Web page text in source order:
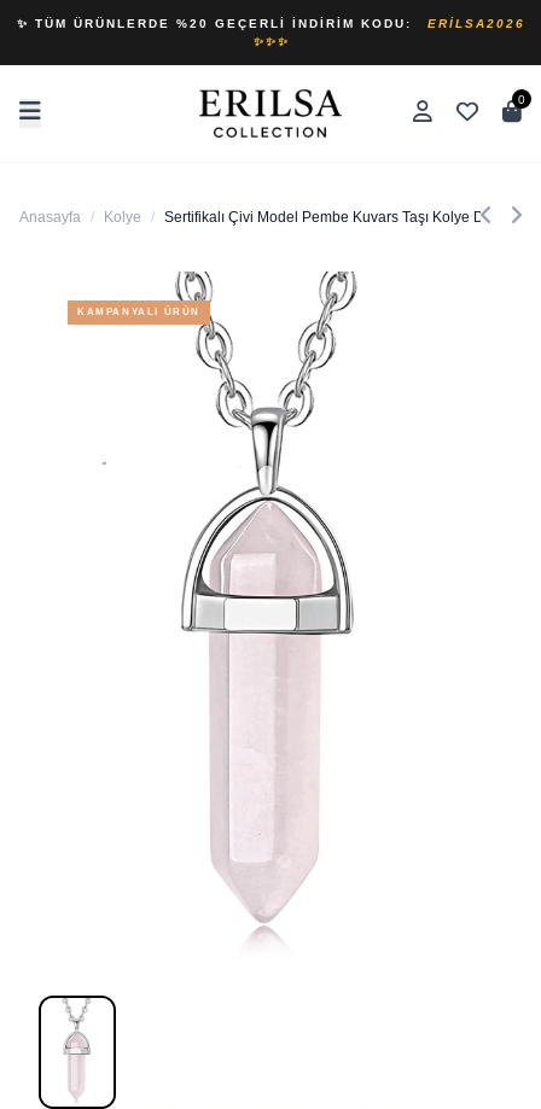
✨ TÜM ÜRÜNLERDE %20 GEÇERLI İNDIRIM KODU:
ERILSA2026
✨✨✨
0
Anasayfa / Kolye / Sertifikalı Çivi Model Pembe Kuvars Taşı Kolye Doğal
KAMPANYALI ÜRÜN